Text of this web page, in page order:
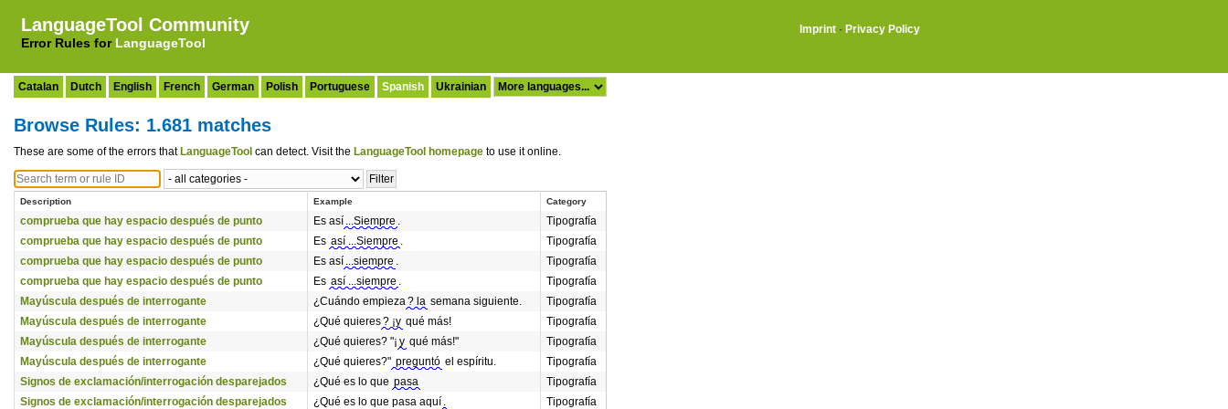
LanguageTool Community
Error Rules for LanguageTool
Imprint · Privacy Policy
Catalan Dutch English French German Polish Portuguese Spanish Ukrainian
Browse Rules: 1.681 matches
These are some of the errors that LanguageTool can detect. Visit the LanguageTool homepage to use it online.
Description Example Category
comprueba que hay espacio después de punto Es así ...Siempre .
Tipografía
comprueba que hay espacio después de punto
Es así ...Siempre .
Tipografía
comprueba que hay espacio después de punto
Es así ...siempre .
Tipografía
comprueba que hay espacio después de punto
Es así ...siempre .
Tipografía
Mayúscula después de interrogante
¿Cuándo empieza? la semana siguiente.
Tipografía
Mayúscula después de interrogante
¿Qué quieres? ¡y qué más!
Tipografía
Mayúscula después de interrogante
¿Qué quieres? "¡ y qué más!"
Tipografía
Mayúscula después de interrogante
¿Qué quieres?" preguntó el espíritu.
Tipografía
Signos de exclamación/interrogación desparejados
¿Qué es lo que pasa
Tipografía
Signos de exclamación/interrogación desparejados
¿Qué es lo que pasa aquí . Tipografía